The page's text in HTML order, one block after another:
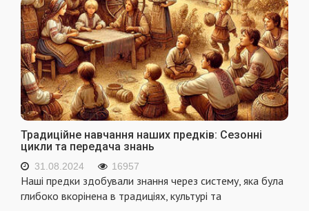
Традиційне навчання наших предків: Сезонні
цикли та передача знань
31.08.2024 16957
Наші предки здобували знання через систему, яка була
глибоко вкорінена в традиціях, культурі та